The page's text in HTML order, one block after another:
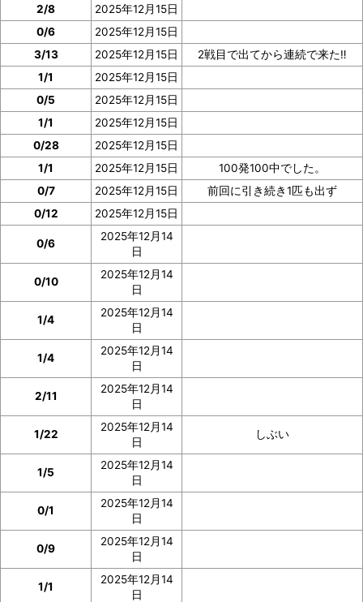
2/8
2025年12月15日
0/6
2025年12月15日
3/13
2025年12月15日
2戦目で出てから連続で来た‼️
1/1
2025年12月15日
0/5
2025年12月15日
1/1
2025年12月15日
0/28
2025年12月15日
1/1
2025年12月15日
100発100中でした。
0/7
2025年12月15日
前回に引き続き1匹も出ず
0/12
2025年12月15日
0/6
2025年12月14
日
0/10
2025年12月14
日
1/4
2025年12月14
日
1/4
2025年12月14
日
2/11
2025年12月14
日
1/22
2025年12月14
日
しぶい
1/5
2025年12月14
日
0/1
2025年12月14
日
0/9
2025年12月14
日
1/1
2025年12月14
日